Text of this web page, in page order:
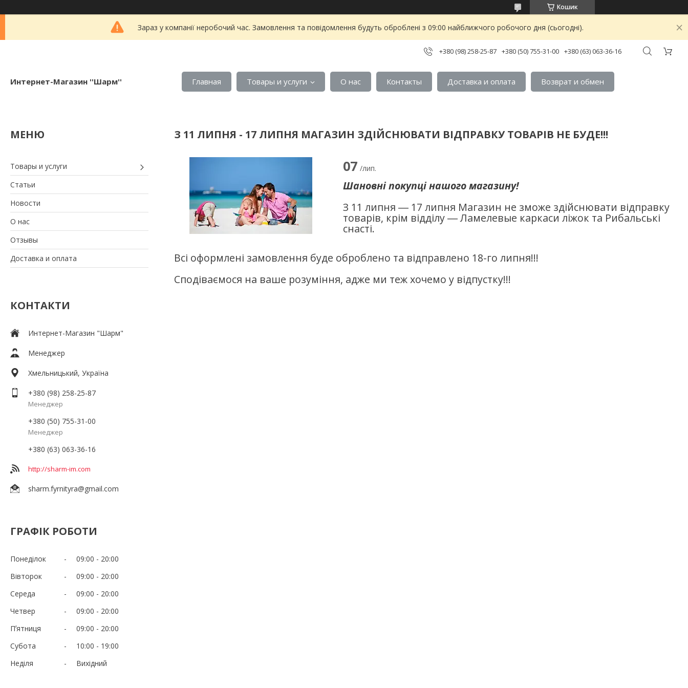
Кошик
Зараз у компанії неробочий час. Замовлення та повідомлення будуть оброблені з 09:00 найближчого робочого дня (сьогодні).
+380 (98) 258-25-87 +380 (50) 755-31-00 +380 (63) 063-36-16
Интернет-Магазин ''Шарм'' Главная Товары и услуги О нас Контакты Доставка и оплата Возврат и обмен
Товары и услуги
Статьи
Новости
О нас
Отзывы
Доставка и оплата
КОНТАКТИ
Интернет-Магазин "Шарм"
Менеджер
Хмельницький, Україна
+380 (98) 258-25-87
Менеджер
+380 (50) 755-31-00
Менеджер
+380 (63) 063-36-16
http://sharm-im.com
sharm.fyrnityra@gmail.com
ГРАФІК РОБОТИ
Понеділок 09:00
20:00
Вівторок
09:00
20:00
Середа
09:00
20:00
Четвер
09:00
20:00
Пʼятниця
09:00
20:00
Субота
10:00
19:00
Неділя
Вихідний
З 11 ЛИПНЯ - 17 ЛИПНЯ МАГАЗИН ЗДІЙСНЮВАТИ ВІДПРАВКУ ТОВАРІВ НЕ БУДЕ!!!
07 /лип.
Шановні покупці нашого магазину!
З 11 липня ― 17 липня Магазин не зможе здійснювати відправку
товарів, крім відділу ― Ламелевые каркаси ліжок та Рибальські
снасті.
Всі оформлені замовлення буде оброблено та відправлено 18-го липня!!!
Сподіваємося на ваше розуміння, адже ми теж хочемо у відпустку!!!